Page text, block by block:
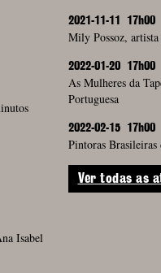
Isabel
2021-11-11 17h00
Mily Possoz,
2022-01-20 17h00
As Mulheres da
Portuguesa
2022-02-15 17h00
Pintoras Brasileiras
Ver todas as